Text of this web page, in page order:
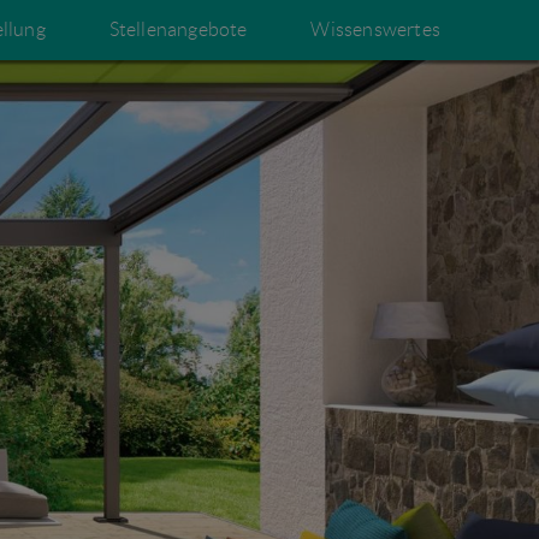
Stellenangebote Wissenswertes